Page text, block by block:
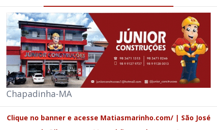
Chapadinha-MA
Clique no banner e acesse Matiasmarinho.com/ | São José